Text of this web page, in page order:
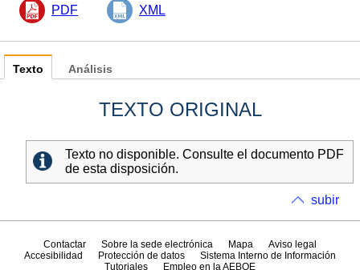
PDF XML
Texto
TEXTO ORIGINAL
Texto no disponible. Consulte el documento PDF
de esta disposición.
Análisis
subir
Contactar Sobre la sede electrónica Mapa
Aviso legal
Accesibilidad
Protección de datos
Sistema Interno de Información
Tutoriales
Empleo en la AEBOE